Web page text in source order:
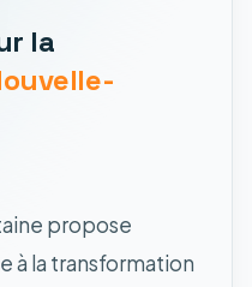
la
propose
à la transformation